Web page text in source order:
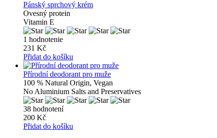
Pánský sprchový krém
Ovesný protein
Vitamin E
1 hodnotenie
231 Kč
Přidat do košíku
Přírodní deodorant pro muže
100 % Natural Origin, Vegan
No Aluminium Salts and Preservatives
38 hodnotení
200 Kč
Přidat do košíku